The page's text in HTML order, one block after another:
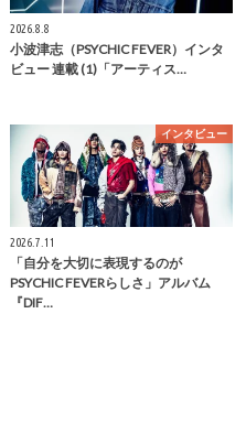
2026.8.8
小波津志（PSYCHIC FEVER）インタ
ビュー 連載 (1)「アーティス…
インタビュー
2026.7.11
「自分を大切に表現するのが
PSYCHIC FEVERらしさ」アルバム
『DIF…